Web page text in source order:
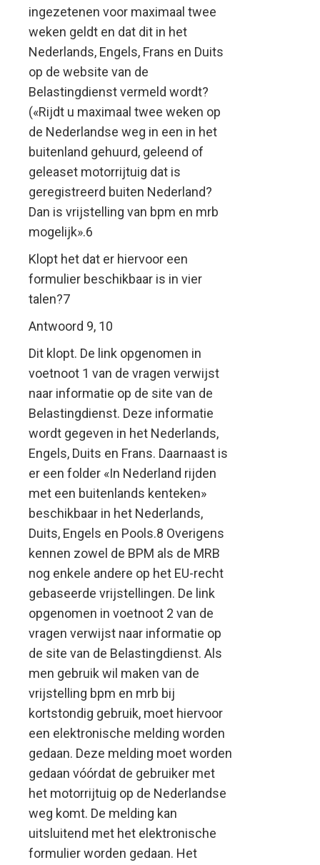
ingezetenen voor maximaal twee
weken geldt en dat dit in het
Nederlands, Engels, Frans en Duits
op de website van de
Belastingdienst vermeld wordt?
(«Rijdt u maximaal twee weken op
de Nederlandse weg in een in het
buitenland gehuurd, geleend of
geleaset motorrijtuig dat is
geregistreerd buiten Nederland?
Dan is vrijstelling van bpm en mrb
mogelijk».6
Klopt het dat er hiervoor een
formulier beschikbaar is in vier
talen?7
Antwoord 9, 10
Dit klopt. De link opgenomen in
voetnoot 1 van de vragen verwijst
naar informatie op de site van de
Belastingdienst. Deze informatie
wordt gegeven in het Nederlands,
Engels, Duits en Frans. Daarnaast is
er een folder «In Nederland rijden
met een buitenlands kenteken»
beschikbaar in het Nederlands,
Duits, Engels en Pools.8 Overigens
kennen zowel de BPM als de MRB
nog enkele andere op het EU-recht
gebaseerde vrijstellingen. De link
opgenomen in voetnoot 2 van de
vragen verwijst naar informatie op
de site van de Belastingdienst. Als
men gebruik wil maken van de
vrijstelling bpm en mrb bij
kortstondig gebruik, moet hiervoor
een elektronische melding worden
gedaan. Deze melding moet worden
gedaan vóórdat de gebruiker met
het motorrijtuig op de Nederlandse
weg komt. De melding kan
uitsluitend met het elektronische
formulier worden gedaan. Het